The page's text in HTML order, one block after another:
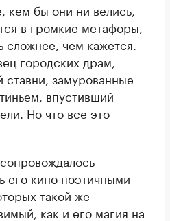
кем бы они ни велись,
в громкие метафоры,
сложнее, чем кажется.
городских драм,
ставни, замурованные
впустивший
Но что все это
его кино поэтичными
такой же
как и его магия на